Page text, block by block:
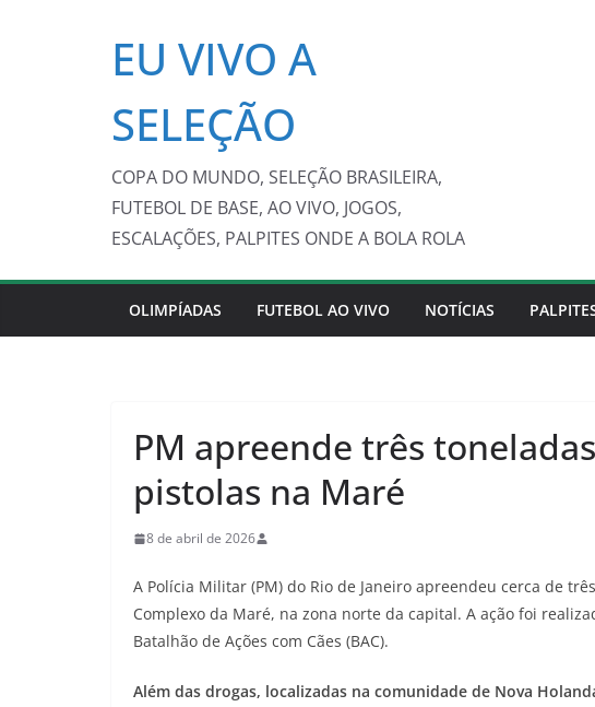
EU VIVO A
SELEÇÃO
COPA DO MUNDO, SELEÇÃO BRASILEIRA,
FUTEBOL DE BASE, AO VIVO, JOGOS,
ESCALAÇÕES, PALPITES ONDE A BOLA ROLA
OLIMPÍADAS FUTEBOL AO VIVO NOTÍCIAS
PM apreende três
pistolas na Maré
8 de abril de 2026
A Polícia Militar (PM) do Rio de Janeiro apreendeu cerca de
Complexo da Maré, na zona norte da capital. A ação foi
Batalhão de Ações com Cães (BAC).
Além das drogas, localizadas na comunidade de Nova